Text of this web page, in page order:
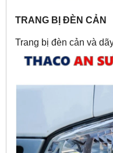
TRANG BỊ ĐÈN CẢN
Trang bị đèn cản và